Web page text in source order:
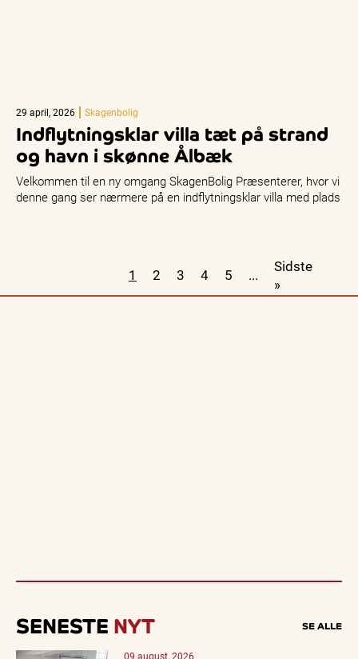
29 april, 2026 Skagenbolig
Indflytningsklar villa tæt på strand
og havn i skønne Ålbæk
Velkommen til en ny omgang SkagenBolig Præsenterer, hvor vi
denne gang ser nærmere på en indflytningsklar villa med plads
1 2 3 4 5 ...
Sidste
»
SENESTE NYT SE ALLE
09 august, 2026